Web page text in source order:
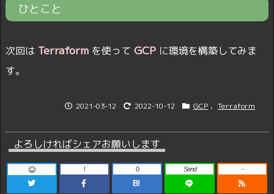
ひとこと
次回は Terraform を使って GCP に環境を構築してみま
す。
2021-03-12 2022-10-12 GCP , Terraform
よろしければシェアお願いします
!
B!
0 Send -